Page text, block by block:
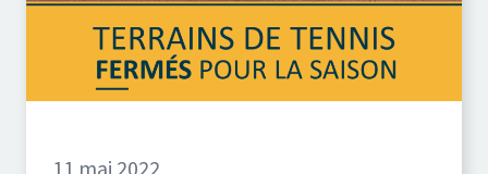
11 mai 2022